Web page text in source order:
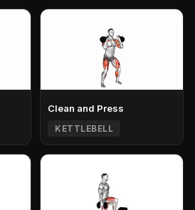
Clean and Press
KETTLEBELL